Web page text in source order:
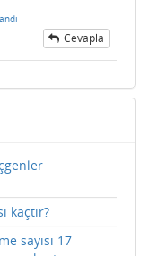
Cevapla
kaçtır?
sayısı 17